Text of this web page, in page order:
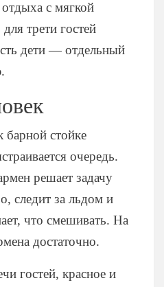
с мягкой
трети гостей
дети — отдельный
барной стойке
очередь.
решает задачу
следит за льдом и
что смешивать. На
достаточно.
гостей, красное и